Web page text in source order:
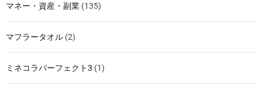
マネー・資産・副業 (135)
マフラータオル (2)
ミネコラパーフェクト3 (1)